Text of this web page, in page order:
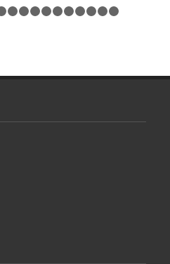
3 4 5 6 7 8 9 10111213